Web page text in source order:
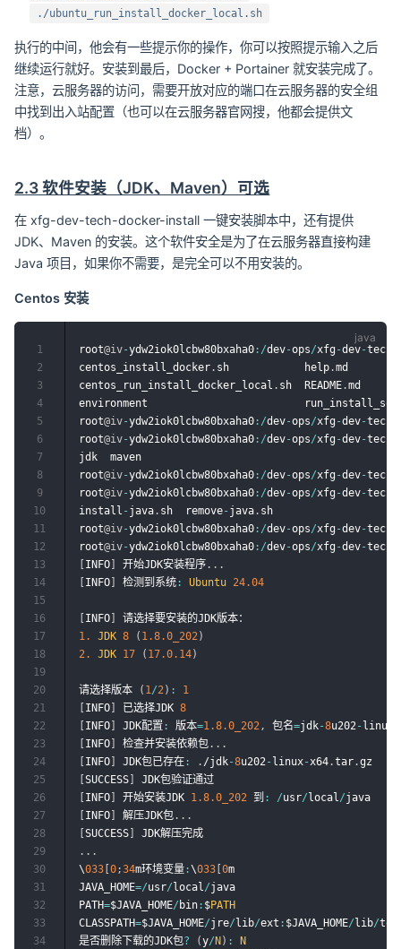
./ubuntu_run_install_docker_local.sh
执行的中间，他会有一些提示你的操作，你可以按照提示输入之后
继续运行就好。安装到最后，Docker + Portainer 就安装完成了。
注意，云服务器的访问，需要开放对应的端口在云服务器的安全组
中找到出入站配置（也可以在云服务器官网搜，他都会提供文
档）。
2.3 软件安装（JDK、Maven）可选
在 xfg-dev-tech-docker-install 一键安装脚本中，还有提供
JDK、Maven 的安装。这个软件安全是为了在云服务器直接构建
Java 项目，如果你不需要，是完全可以不用安装的。
Centos 安装
root@iv-ydw2iok0lcbw80bxaha0 : /dev-ops/xfg -dev-tech
centos_install_docker . sh            help .md
centos_run_install_docker_local . sh  README .md
environment
root@iv-ydw2iok0lcbw80bxaha0 : /dev-ops/xfg -dev-tech
root@iv-ydw2iok0lcbw80bxaha0 : /dev-ops/xfg -dev-tech
jdk  maven
root@iv-ydw2iok0lcbw80bxaha0 : /dev-ops/xfg -dev-tech
root@iv-ydw2iok0lcbw80bxaha0 : /dev-ops/xfg -dev-tech
install - java . sh  remove- java . sh
root@iv-ydw2iok0lcbw80bxaha0 : /dev-ops/xfg -dev-tech
root@iv-ydw2iok0lcbw80bxaha0 : /dev-ops/xfg -dev-tech
INFO 开始JDK安装程序 . . .
INFO 检测到系统 : Ubuntu 24.04
INFO
1.
JDK 8 ( 1.8.0_202)
2.
JDK 17 ( 17.0.14)
请选择版本 ( 1/2) :
1
INFO 已选择JDK 8
INFO JDK配置 : 版本=1.8.0_202, 包名=jdk-8u202- linux
INFO 检查并安装依赖包 . . .
INFO JDK包已存在 : . /jdk-8u202- linux-x64 .tar .
SUCCESS
INFO 开始安装JDK 1.8.0_202 到 : /usr/ local/
INFO 解压JDK包 . . .
SUCCESS
. . .
\033 0;34m环境变量 :\033 0m
JAVA_HOME=/usr/ local/java
PATH=$JAVA_HOME/ bin : $PATH
CLASSPATH=$JAVA_HOME/jre/ lib/ext : $JAVA_HOME/ lib/
是否删除下载的JDK包? (y/ N ) :
N
1
2
3
4
5
6
7
8
9
10
11
12
13
14
15
16
17
18
19
20
21
22
23
24
25
26
27
28
29
30
31
32
33
34